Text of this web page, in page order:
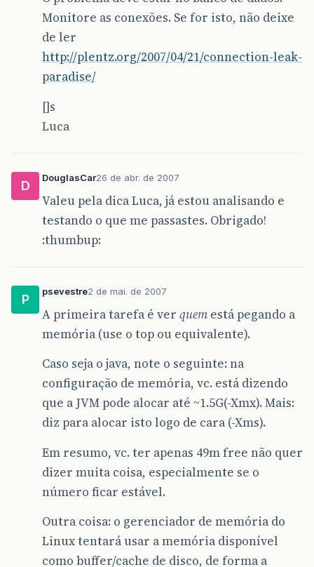
Monitore as conexões. Se for isto, não deixe
de ler
http://plentz.org/2007/04/21/connection-leak-
paradise/
[]s
Luca
D
DouglasCar26 de abr. de 2007
Valeu pela dica Luca, já estou analisando e
testando o que me passastes. Obrigado!
:thumbup:
P
psevestre2 de mai. de 2007
A primeira tarefa é ver quem está pegando a
memória (use o top ou equivalente).
Caso seja o java, note o seguinte: na
configuração de memória, vc. está dizendo
que a JVM pode alocar até ~1.5G(-Xmx). Mais:
diz para alocar isto logo de cara (-Xms).
Em resumo, vc. ter apenas 49m free não quer
dizer muita coisa, especialmente se o
número ficar estável.
Outra coisa: o gerenciador de memória do
Linux tentará usar a memória disponível
como buffer/cache de disco, de forma a